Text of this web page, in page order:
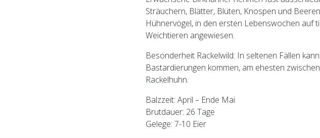
Sträuchern, Blätter, Blüten, Knospen und
Hühnervögel, in den ersten Lebenswochen auf
Weichtieren angewiesen.
Besonderheit Rackelwild: In seltenen Fällen
Bastardierungen kommen, am ehesten
Rackelhuhn.
Balzzeit: April – Ende Mai
Brutdauer: 26 Tage
Gelege: 7-10 Eier